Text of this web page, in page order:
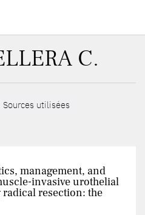
C.
Sources utilisées
management, and
invasive urothelial
resection: the